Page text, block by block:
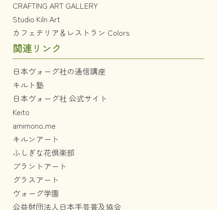
CRAFTING ART GALLERY
Studio Kiln Art
カフェテリア＆レストラン Colors
関連リンク
日本ヴォーグ社の通信講座
キルト塾
日本ヴォーグ社 公式サイト
Keito
amimono.me
キルンアート
ふしぎな花倶楽部
プラントアート
グラスアート
ヴォーグ学園
公益財団法人日本手芸普及協会